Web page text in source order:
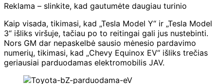
Reklama – slinkite, kad gautumėte daugiau turinio
Kaip visada, tikimasi, kad „Tesla Model Y“ ir „Tesla Model
3“ išliks viršuje, tačiau po to reitingai gali jus nustebinti.
Nors GM dar nepaskelbė sausio mėnesio pardavimo
numerių, tikimasi, kad „Chevy Equinox EV“ išliks trečias
geriausiai parduodamas elektromobilis JAV.